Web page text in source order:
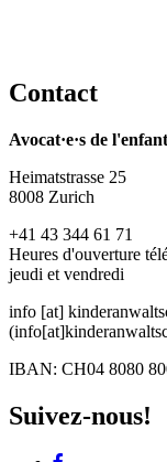
Contact
Avocat·e·s de
Heimatstrasse 25
8008 Zurich
+41 43 344 61 71
Heures d'ouverture
jeudi et vendredi
info [at]
IBAN: CH04 8080
Suivez-nous!